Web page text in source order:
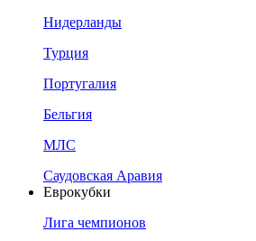
Нидерланды
Турция
Португалия
Бельгия
МЛС
Саудовская Аравия
Еврокубки
Лига чемпионов